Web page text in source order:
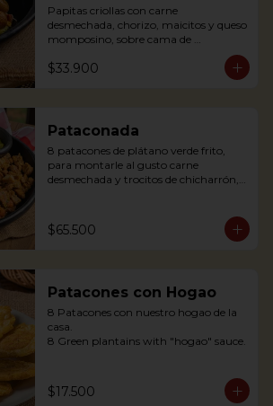
Papitas criollas con carne
desmechada, chorizo, maicitos y queso
momposino, sobre cama de
$33.900
Pataconada
8 patacones de plátano verde frito,
para montarle al gusto carne
desmechada y trocitos de chicharrón,
assemble with shredded meat and
chicharrón chunks, sour cream, refried
$65.500
Patacones con Hogao
8 Patacones con nuestro hogao de la
casa.
8 Green plantains with "hogao" sauce.
$17.500